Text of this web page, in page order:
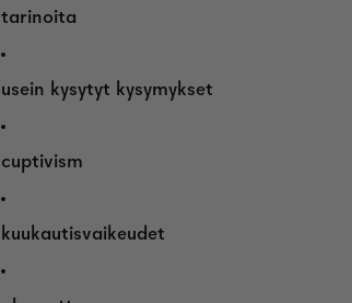
tarinoita
usein kysytyt kysymykset
cuptivism
kuukautisvaikeudet